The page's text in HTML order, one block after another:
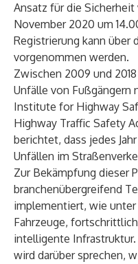
Ansatz für die Sicherheit
November 2020 um
Registrierung kann über
vorgenommen werden.
Zwischen 2009 und
Unfälle von Fußgängern
Institute for Highway
Highway Traffic Safety
berichtet, dass jedes
Unfällen im
Zur Bekämpfung dieser
branchenübergreifend
implementiert, wie
Fahrzeuge,
intelligente
wird darüber sprechen,